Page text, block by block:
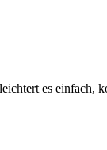
es einfach,